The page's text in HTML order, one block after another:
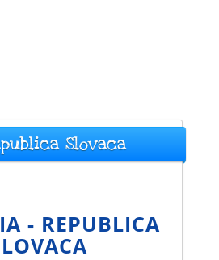
Slovaca
- REPUBLICA